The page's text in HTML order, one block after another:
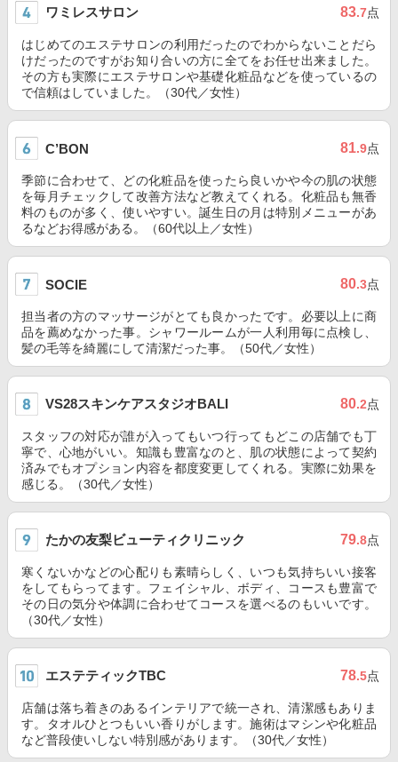
ワミレスサロン 83.7点
はじめてのエステサロンの利用だったのでわからないことだら
けだったのですがお知り合いの方に全てをお任せ出来ました。
その方も実際にエステサロンや基礎化粧品などを使っているの
で信頼はしていました。（30代／女性）
C’BON 81.9点
季節に合わせて、どの化粧品を使ったら良いかや今の肌の状態
を毎月チェックして改善方法など教えてくれる。化粧品も無香
料のものが多く、使いやすい。誕生日の月は特別メニューがあ
るなどお得感がある。（60代以上／女性）
SOCIE 80.3点
担当者の方のマッサージがとても良かったです。必要以上に商
品を薦めなかった事。シャワールームが一人利用毎に点検し、
髪の毛等を綺麗にして清潔だった事。（50代／女性）
VS28スキンケアスタジオBALI 80.2点
スタッフの対応が誰が入ってもいつ行ってもどこの店舗でも丁
寧で、心地がいい。知識も豊富なのと、肌の状態によって契約
済みでもオプション内容を都度変更してくれる。実際に効果を
感じる。（30代／女性）
たかの友梨ビューティクリニック 79.8点
寒くないかなどの心配りも素晴らしく、いつも気持ちいい接客
をしてもらってます。フェイシャル、ボディ、コースも豊富で
その日の気分や体調に合わせてコースを選べるのもいいです。
（30代／女性）
エステティックTBC 78.5点
店舗は落ち着きのあるインテリアで統一され、清潔感もありま
す。タオルひとつもいい香りがします。施術はマシンや化粧品
など普段使いしない特別感があります。（30代／女性）